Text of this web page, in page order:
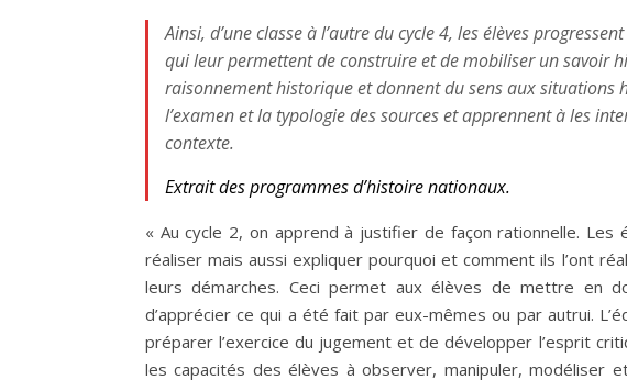
Ainsi, d’une classe à l’autre du cycle 4, les élèves
qui leur permettent de construire et de mobiliser un savoir
raisonnement historique et donnent du sens aux situations
l’examen et la typologie des sources et apprennent à les
contexte.
Extrait des programmes d’histoire nationaux.
« Au cycle 2, on apprend à justifier de façon rationnelle. Les
réaliser mais aussi expliquer pourquoi et comment ils l’ont
leurs démarches. Ceci permet aux élèves de mettre en
d’apprécier ce qui a été fait par eux-mêmes ou par autrui.
préparer l’exercice du jugement et de développer l’esprit
les capacités des élèves à observer, manipuler, modéliser